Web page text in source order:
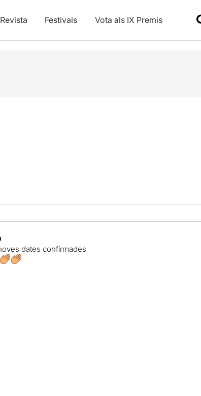
Revista Festivals Vota als IX Premis
dates confirmades